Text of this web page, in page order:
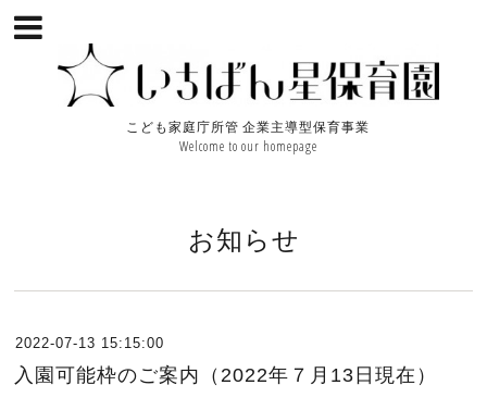
こども家庭庁所管 企業主導型保育事業
Welcome to our homepage
お知らせ
2022-07-13 15:15:00
入園可能枠のご案内（2022年７月13日現在）